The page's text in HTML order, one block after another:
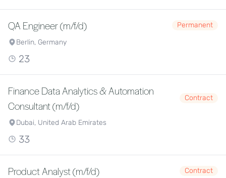
QA Engineer (m/f/d)
Permanent
Berlin, Germany
23
Finance Data Analytics & Automation
Consultant (m/f/d)
Contract
Dubai, United Arab Emirates
33
Product Analyst (m/f/d)
Contract